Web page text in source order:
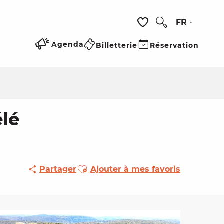
Voir les favoris
FR
Agenda Billetterie Réservation
PartagerAjouter aux favoris
Ajouter à mes favoris